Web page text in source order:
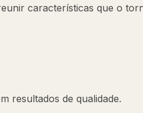
características que o
resultados de qualidade.